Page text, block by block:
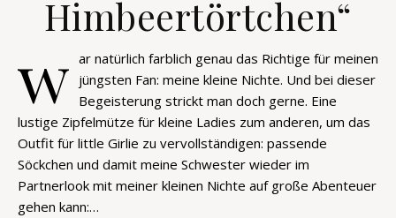
Himbeertörtchen“
w ar natürlich farblich genau das Richtige für meinen
jüngsten Fan: meine kleine Nichte. Und bei dieser
Begeisterung strickt man doch gerne. Eine
lustige Zipfelmütze für kleine Ladies zum anderen, um das
Outfit für little Girlie zu vervollständigen: passende
Söckchen und damit meine Schwester wieder im
Partnerlook mit meiner kleinen Nichte auf große Abenteuer
gehen kann:…